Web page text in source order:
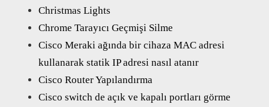
Christmas Lights
Chrome Tarayıcı Geçmişi Silme
Cisco Meraki ağında bir cihaza MAC adresi
kullanarak statik IP adresi nasıl atanır
Cisco Router Yapılandırma
Cisco switch de açık ve kapalı portları görme